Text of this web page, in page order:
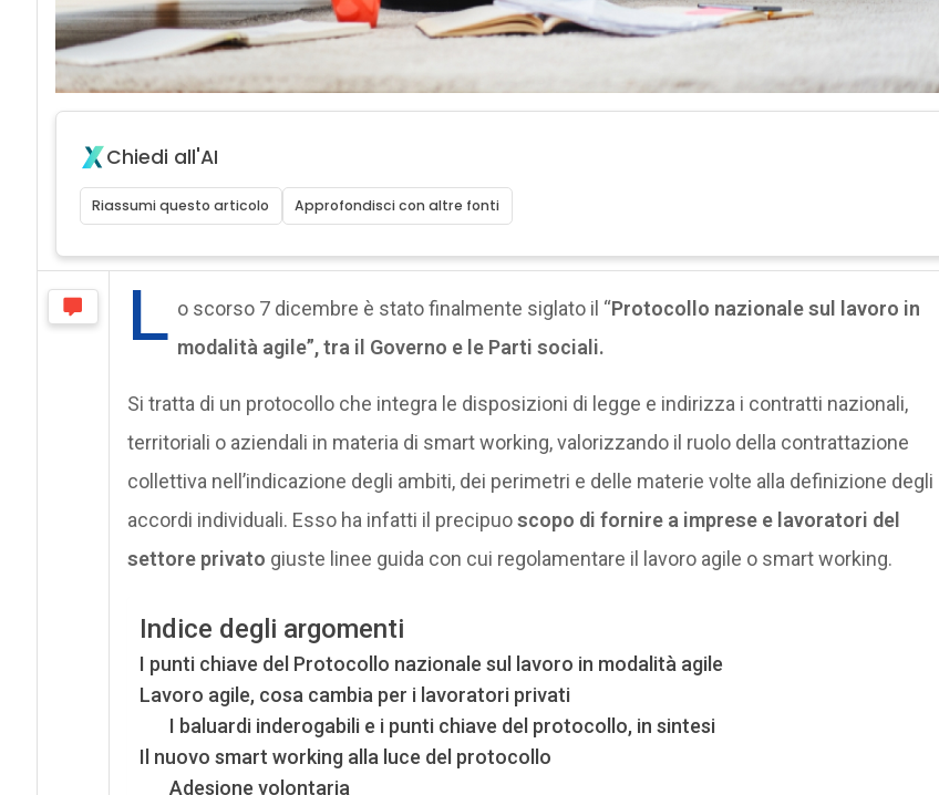
Chiedi all'AI
Riassumi questo articolo Approfondisci con altre fonti
L o scorso 7 dicembre è stato finalmente siglato il “Protocollo nazionale sul lavoro in
modalità agile”, tra il Governo e le Parti sociali.
Si tratta di un protocollo che integra le disposizioni di legge e indirizza i contratti nazionali,
territoriali o aziendali in materia di smart working, valorizzando il ruolo della contrattazione
collettiva nell’indicazione degli ambiti, dei perimetri e delle materie volte alla definizione degli
accordi individuali. Esso ha infatti il precipuoscopo di fornire a imprese e lavoratori del
settore privato giuste linee guida con cui regolamentare il lavoro agile o smart working.
Indice degli argomenti
I punti chiave del Protocollo nazionale sul lavoro in modalità agile
Lavoro agile, cosa cambia per i lavoratori privati
I baluardi inderogabili e i punti chiave del protocollo, in sintesi
Il nuovo smart working alla luce del protocollo
Adesione volontaria
crittografia